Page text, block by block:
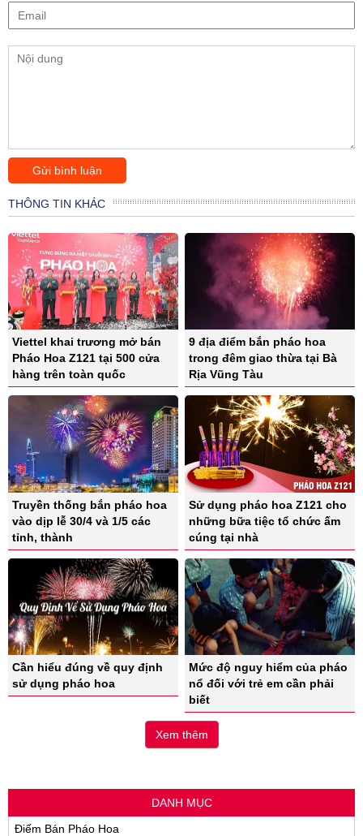
THÔNG TIN KHÁC
Viettel khai trương mở bán
Pháo Hoa Z121 tại 500 cửa
hàng trên toàn quốc
9 địa điểm bắn pháo hoa
trong đêm giao thừa tại Bà
Rịa Vũng Tàu
Truyền thống bắn pháo hoa
vào dịp lễ 30/4 và 1/5 các
tỉnh, thành
Sử dụng pháo hoa Z121 cho
những bữa tiệc tổ chức ấm
cúng tại nhà
Cần hiểu đúng về quy định
sử dụng pháo hoa
Mức độ nguy hiểm của pháo
nổ đối với trẻ em cần phải
biết
Xem thêm
DANH MỤC
Điếm Bán Pháo Hoa